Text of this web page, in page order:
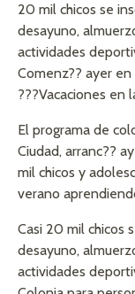
20 mil chicos se
desayuno,
actividades
Comenz?? ayer
???Vacaciones en
El programa de
Ciudad, arranc??
mil chicos y
verano
Casi 20 mil chicos
desayuno,
actividades